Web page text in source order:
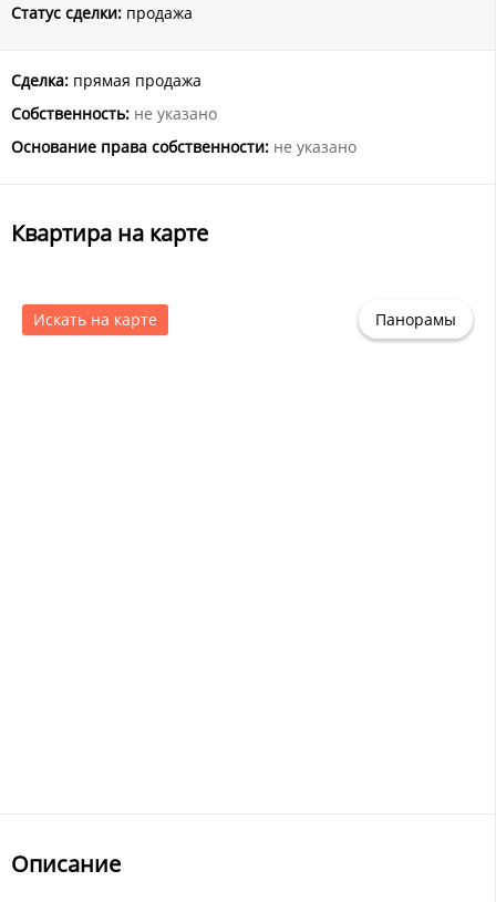
Статус сделки: продажа
Сделка: прямая продажа
Собственность: не указано
Основание права собственности: не указано
Описание
Квартира на карте
Искать на карте Панорамы